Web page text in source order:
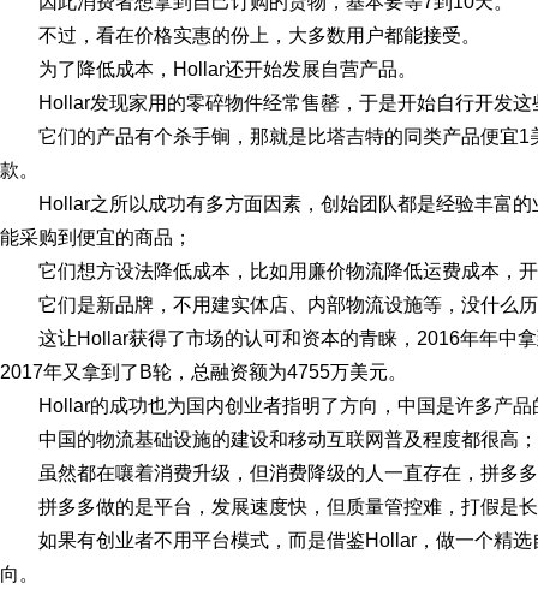
不过，看在价格实惠的份上，大多数用户都能接受。
为了降低成本，Hollar还开始发展自营产品。
Hollar发现家用的零碎物件经常售罄，于是开始自行开发这
它们的产品有个杀手锏，那就是比塔吉特的同类产品便宜
款。
Hollar之所以成功有多方面因素，创始团队都是经验丰富
能采购到便宜的商品；
它们想方设法降低成本，比如用廉价物流降低运费成本，
它们是新品牌，不用建实体店、内部物流设施等，没什么
这让Hollar获得了市场的认可和资本的青睐，2016年年中
2017年又拿到了B轮，总融资额为4755万美元。
Hollar的成功也为国内创业者指明了方向，中国是许多产
中国的物流基础设施的建设和移动互联网普及程度都很高；
虽然都在嚷着消费升级，但消费降级的人一直存在，拼多
拼多多做的是平台，发展速度快，但质量管控难，打假是
如果有创业者不用平台模式，而是借鉴Hollar，做一个精
向。